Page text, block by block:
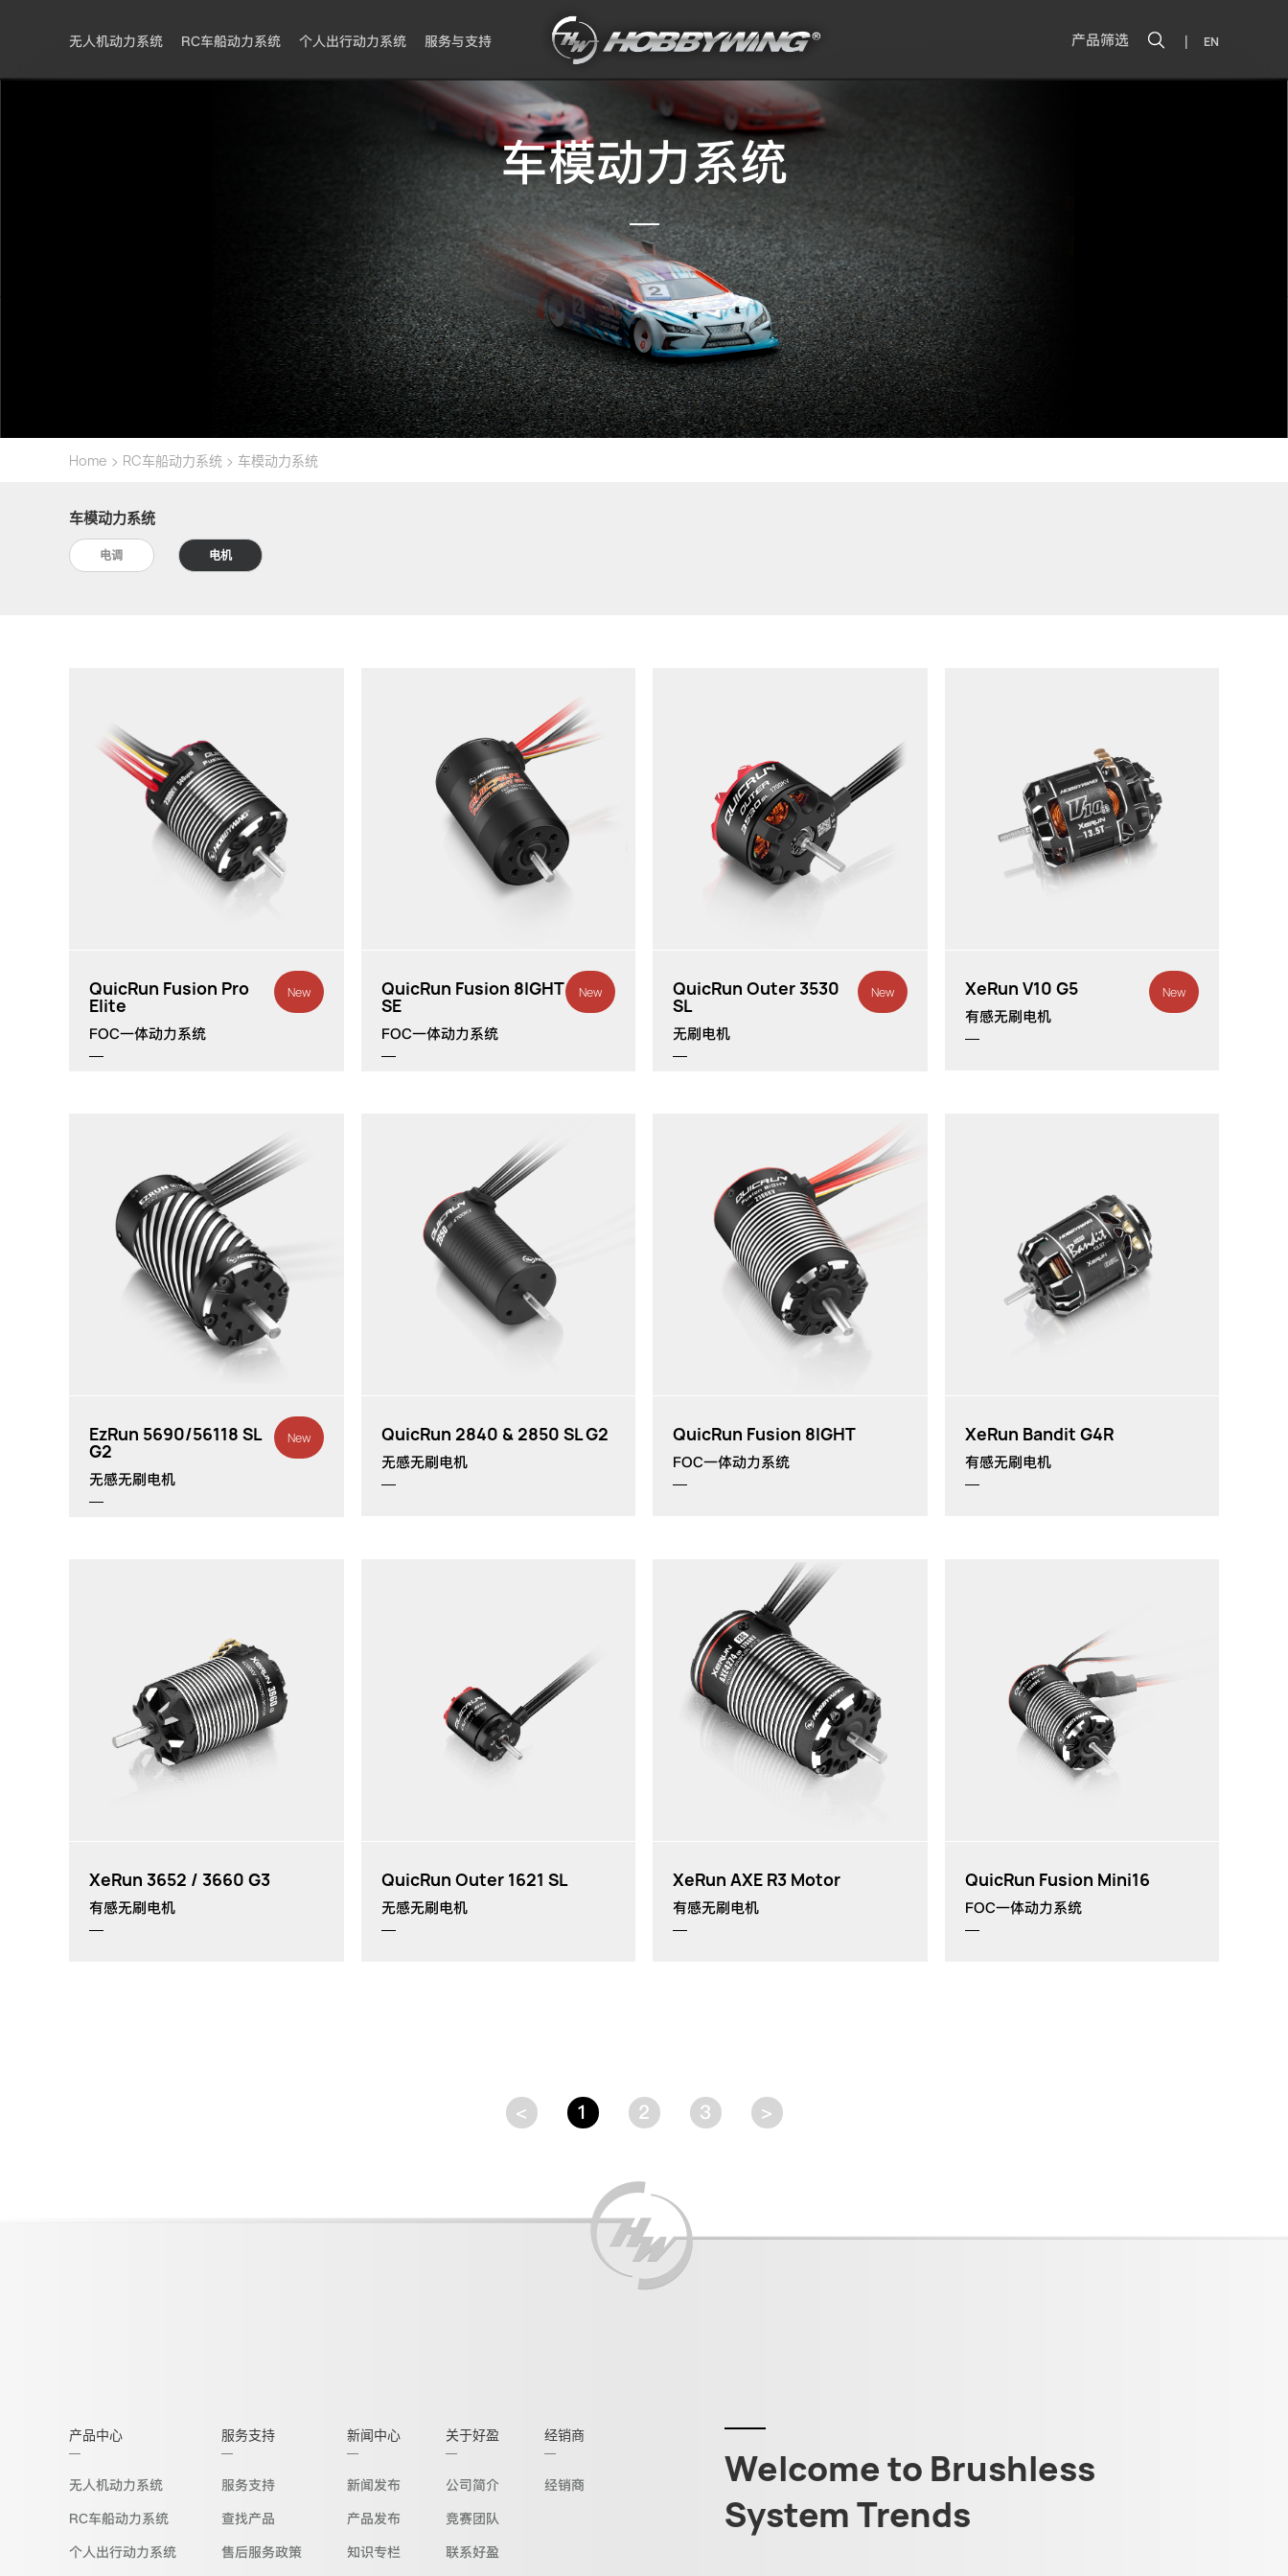
无人机动力系统 RC车船动力系统 个人出行动力系统 服务与支持 产品筛选 | EN
车模动力系统
Home > RC车船动力系统 > 车模动力系统
车模动力系统
电调 电机
QuicRun Fusion Pro
Elite
FOC一体动力系统
New
KV值:2300KV
1/10th攀爬车
QuicRun Fusion 8IGHT
SE
FOC一体动力系统
New
th
QuicRun Outer 3530
SL
无刷电机
New
th th
XeRun V10 G5
有感无刷电机
New
EzRun 5690/56118 SL
G2
无感无刷电机
New
th
QuicRun 2840 & 2850 SL G2
无感无刷电机
4700KV/3400KV/4700KV
QuicRun WP 12BL45 G2
th 1/14
QuicRun Fusion 8IGHT
FOC一体动力系统
th
XeRun Bandit G4R
有感无刷电机
XeRun 3652 / 3660 G3
有感无刷电机
QuicRun Outer 1621 SL
无感无刷电机
KV值:3500KV
主要应用:1/24
XeRun AXE R3 Motor
有感无刷电机
th
QuicRun Fusion Mini16
FOC一体动力系统
KV值:3000KV
1/16th,1/18
< 1 2 3 >
产品中心
无人机动力系统
RC车船动力系统
个人出行动力系统
服务支持
服务支持
查找产品
售后服务政策
新闻中心
新闻发布
产品发布
知识专栏
关于好盈
公司简介
竞赛团队
联系好盈
经销商
经销商
Welcome to Brushless
System Trends